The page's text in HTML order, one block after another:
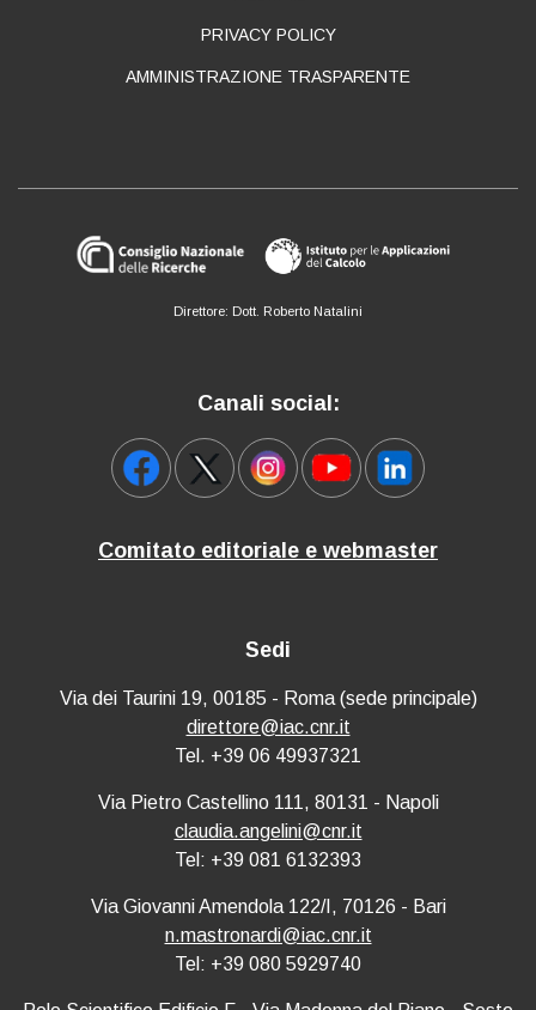
PRIVACY POLICY
AMMINISTRAZIONE TRASPARENTE
Direttore: Dott. Roberto Natalini
Canali social:
Comitato editoriale e webmaster
Sedi
Via dei Taurini 19, 00185 - Roma (sede principale)
direttore@iac.cnr.it
Tel. +39 06 49937321
Via Pietro Castellino 111, 80131 - Napoli
claudia.angelini@cnr.it
Tel: +39 081 6132393
Via Giovanni Amendola 122/I, 70126 - Bari
n.mastronardi@iac.cnr.it
Tel: +39 080 5929740